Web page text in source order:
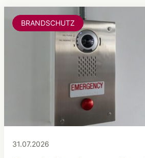
31.07.2026
BRANDSCHUTZ